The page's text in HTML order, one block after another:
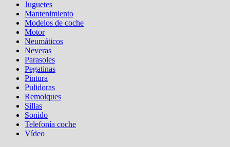
Juguetes
Mantenimiento
Modelos de coche
Motor
Neumáticos
Neveras
Parasoles
Pegatinas
Pintura
Pulidoras
Remolques
Sillas
Sonido
Telefonía coche
Vídeo